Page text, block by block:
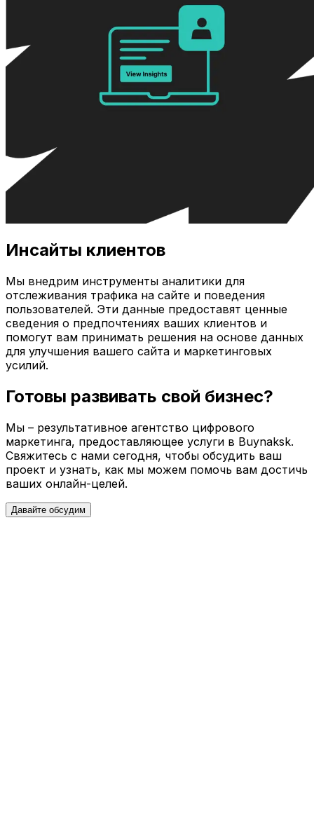
Инсайты клиентов
Мы внедрим инструменты аналитики для
отслеживания трафика на сайте и поведения
пользователей. Эти данные предоставят ценные
сведения о предпочтениях ваших клиентов и
помогут вам принимать решения на основе данных
для улучшения вашего сайта и маркетинговых
усилий.
Готовы развивать свой бизнес?
Мы – результативное агентство цифрового
маркетинга, предоставляющее услуги в Buynaksk.
Свяжитесь с нами сегодня, чтобы обсудить ваш
проект и узнать, как мы можем помочь вам достичь
ваших онлайн-целей.
Давайте обсудим